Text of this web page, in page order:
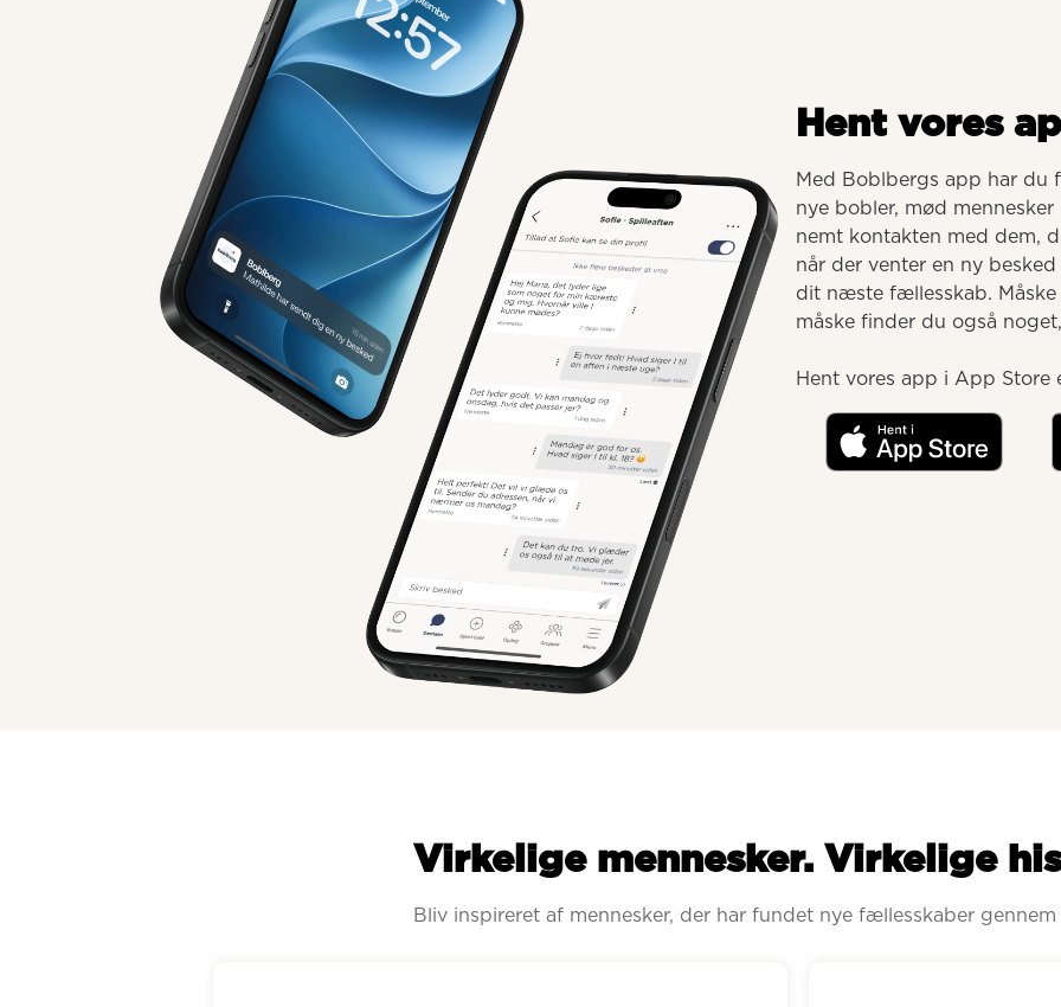
Hent vores
Med Boblbergs app har du
nye bobler, mød
nemt kontakten med dem,
når der venter en ny
dit næste fællesskab. Måske
måske finder du også
Hent vores app i App Store
Virkelige mennesker. Virkelige
Bliv inspireret af mennesker, der har fundet nye fællesskaber